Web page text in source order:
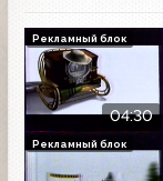
04:30
Рекламный блок
Рекламный блок